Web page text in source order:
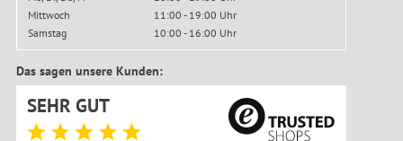
Mittwoch
11:00 - 19:00 Uhr
Samstag
10:00 - 16:00 Uhr
Das sagen unsere Kunden:
SEHR GUT